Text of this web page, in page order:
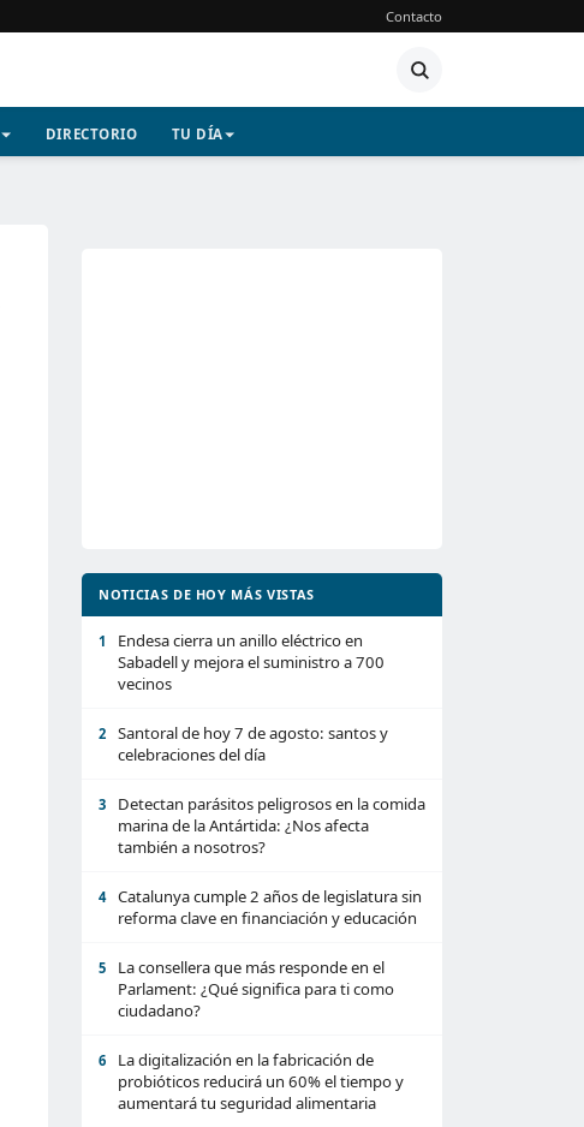
Contacto
DIRECTORIO TU DÍA
NOTICIAS DE HOY MÁS VISTAS
1
Endesa cierra un anillo eléctrico en
Sabadell y mejora el suministro a 700
vecinos
2
Santoral de hoy 7 de agosto: santos y
celebraciones del día
3
Detectan parásitos peligrosos en la comida
marina de la Antártida: ¿Nos afecta
también a nosotros?
4
Catalunya cumple 2 años de legislatura sin
reforma clave en financiación y educación
5
La consellera que más responde en el
Parlament: ¿Qué significa para ti como
ciudadano?
6
La digitalización en la fabricación de
probióticos reducirá un 60% el tiempo y
aumentará tu seguridad alimentaria